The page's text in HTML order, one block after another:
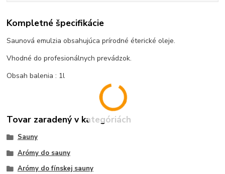
Kompletné špecifikácie
Saunová emulzia obsahujúca prírodné éterické oleje.
Vhodné do profesionálnych prevádzok.
Obsah balenia : 1l
Tovar zaradený v kategóriách
Sauny
Arómy do sauny
Arómy do fínskej sauny